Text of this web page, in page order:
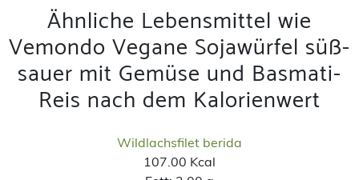
Ähnliche Lebensmittel wie
Vemondo Vegane Sojawürfel süß-
sauer mit Gemüse und Basmati-
Reis nach dem Kalorienwert
Wildlachsfilet berida
107.00 Kcal